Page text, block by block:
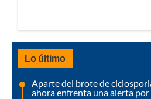
Lo último
Aparte del brote de
ahora enfrenta una alerta